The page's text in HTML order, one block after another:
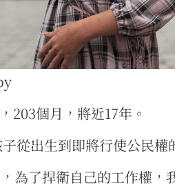
203個月，將近17年。
從出生到即將行使公民
為了捍衛自己的工作權